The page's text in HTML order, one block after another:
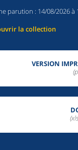
parution : 14/08/2026 à
la collection
VERSION